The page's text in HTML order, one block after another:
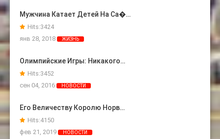
Мужчина Катает Детей На Са�…
Hits:3424
янв 28, 2018
ЖИЗНЬ
Олимпийские Игры: Никакого…
Hits:3452
сен 04, 2016
НОВОСТИ
Его Величеству Королю Норв…
Hits:4150
фев 21, 2019
НОВОСТИ